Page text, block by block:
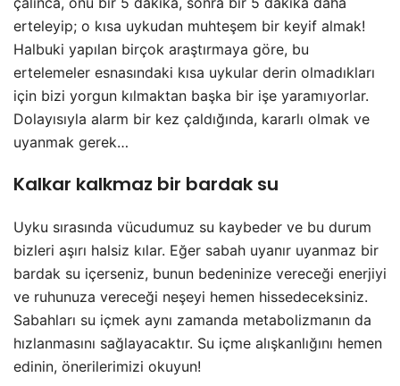
erteleyip; o kısa uykudan muhteşem bir keyif almak!
Halbuki yapılan birçok araştırmaya göre, bu
ertelemeler esnasındaki kısa uykular derin olmadıkları
için bizi yorgun kılmaktan başka bir işe yaramıyorlar.
Dolayısıyla alarm bir kez çaldığında, kararlı olmak ve
uyanmak gerek…
Kalkar kalkmaz bir bardak su
Uyku sırasında vücudumuz su kaybeder ve bu durum
bizleri aşırı halsiz kılar. Eğer sabah uyanır uyanmaz bir
bardak su içerseniz, bunun bedeninize vereceği enerjiyi
ve ruhunuza vereceği neşeyi hemen hissedeceksiniz.
Sabahları su içmek aynı zamanda metabolizmanın da
hızlanmasını sağlayacaktır. Su içme alışkanlığını hemen
edinin, önerilerimizi okuyun!